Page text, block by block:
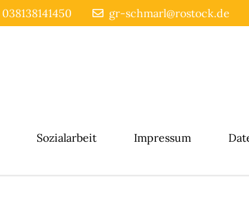
038138141450 gr-schmarl@rostock.de
Sozialarbeit Impressum